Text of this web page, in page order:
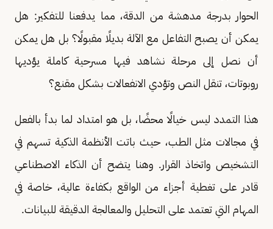
الحوار بدرجة مدهشة من الدقة، مما يدفعنا للتفكير: هل
يمكن أن يصبح التفاعل مع الآلة بديلًا مقبولًا؟ بل هل يمكن
أن نصل إلى مرحلة نشاهد فيها مسرحية كاملة يؤديها
روبوتات، تنقل النص وتؤدي الانفعالات بشكل مقنع؟
هذا التمدد ليس خيالًا محضًا، بل هو امتداد لما بدأ بالفعل
في مجالات مثل الطب، حيث باتت الأنظمة الذكية تسهم في
التشخيص واتخاذ القرار. وهنا يتضح أن الذكاء الاصطناعي
قادر على تغطية أجزاء من الواقع بكفاءة عالية، خاصة في
المهام التي تعتمد على التحليل والمعالجة الدقيقة للبيانات.